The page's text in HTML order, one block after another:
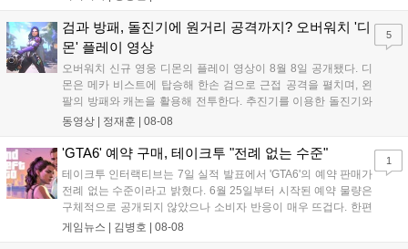
하는 몰입감 있는 서사와 조합을 구현하며 시리즈의 미래를 향한
새로운 가능성을 제시했다....
검과 방패, 돌진기에 원거리 공격까지? 오버워치 '디
몬' 플레이 영상
오버워치 신규 영웅 디몬의 플레이 영상이 8월 8일 공개됐다. 디
몬은 메카 비스트에 탑승해 한손 검으로 근접 공격을 펼치며, 왼
팔의 방패와 캐논을 활용해 전투한다. 추진기를 이용한 돌진기와
참격 형태의 궁극기를 보유했고, 메카 파괴 시 맨몸으로 기관총을
산의 영웅들 업데이트를 통해 정식 출시될 예정이다....
동영상 | 정재훈 08-08
5
'GTA6' 예약 구매, 테이크투 "전례 없는 수준"
테이크투 인터랙티브는 7일 실적 발표에서 'GTA6'의 예약 판매가
전례 없는 수준이라고 밝혔다. 6월 25일부터 시작된 예약 물량은
구체적으로 공개되지 않았으나 소비자 반응이 매우 뜨겁다. 한편
11월 19일 PS5와 Xbox 시리즈 X|S로 정식 출시될 예정이며, 록
게임뉴스 | 김병호 08-08
1